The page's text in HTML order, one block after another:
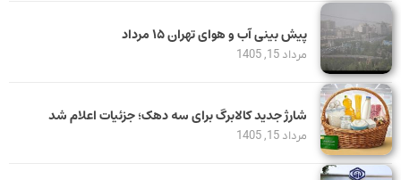
پیش بینی آب و هوای تهران ۱۵ مرداد
مرداد 15, 1405
شارژ جدید کالابرگ برای سه دهک؛ جزئیات اعلام شد
مرداد 15, 1405